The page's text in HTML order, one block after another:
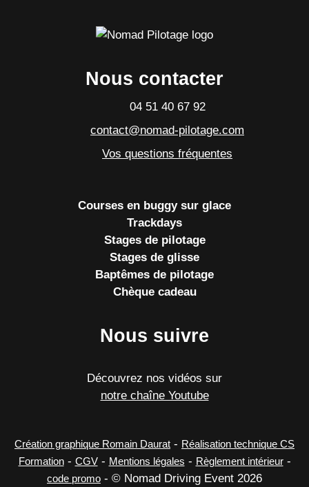
Nous contacter
04 51 40 67 92
contact@nomad-pilotage.com
Vos questions fréquentes
Courses en buggy sur glace
Trackdays
Stages de pilotage
Stages de glisse
Baptêmes de pilotage
Chèque cadeau
Nous suivre
Découvrez nos vidéos sur
notre chaîne Youtube
Création graphique Romain Daurat - Réalisation technique CS
Formation- CGV- Mentions légales - Règlement intérieur-
code promo - © Nomad Driving Event 2026